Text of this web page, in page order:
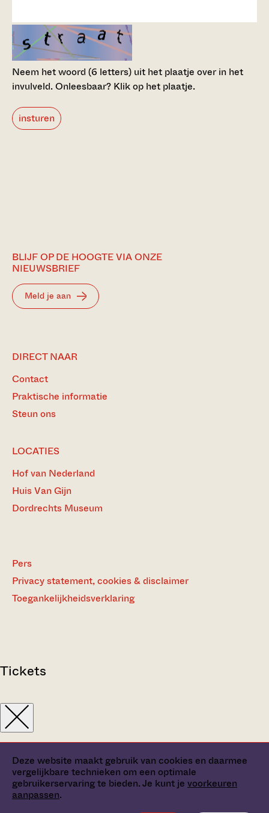
Deze website maakt gebruik van cookies en daarmee
vergelijkbare technieken om een optimale
gebruikerservaring te bieden. Je kunt je voorkeuren
aanpassen.
Neem het woord (6 letters) uit het plaatje over in het
invulveld.Onleesbaar? Klik op het plaatje.
insturen
BLIJF OP DE HOOGTE VIA ONZE
NIEUWSBRIEF
Meld je aan
DIRECT NAAR
Contact
Praktische informatie
Steun ons
LOCATIES
Hof van Nederland
Huis Van Gijn
Dordrechts Museum
Pers
Privacy statement, cookies & disclaimer
Toegankelijkheidsverklaring
Tickets